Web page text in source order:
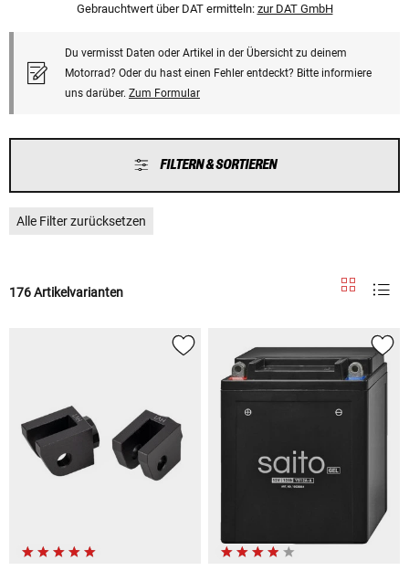
Gebrauchtwert über DAT ermitteln: zur DAT GmbH
Du vermisst Daten oder Artikel in der Übersicht zu deinem
Motorrad? Oder du hast einen Fehler entdeckt? Bitte informiere
uns darüber. Zum Formular
FILTERN & SORTIEREN
Alle Filter zurücksetzen
176 Artikelvarianten